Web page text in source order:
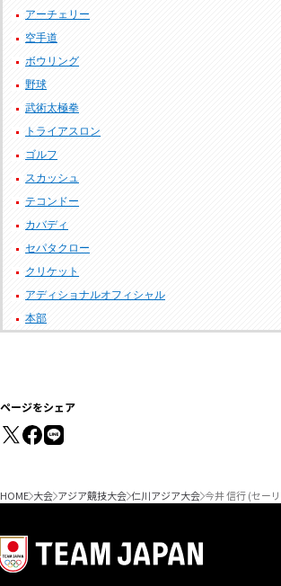
アーチェリー
空手道
ボウリング
野球
武術太極拳
トライアスロン
ゴルフ
スカッシュ
テコンドー
カバディ
セパタクロー
クリケット
アディショナルオフィシャル
本部
ページをシェア
HOME 大会 アジア競技大会 仁川アジア大会 今井 信行 (セー